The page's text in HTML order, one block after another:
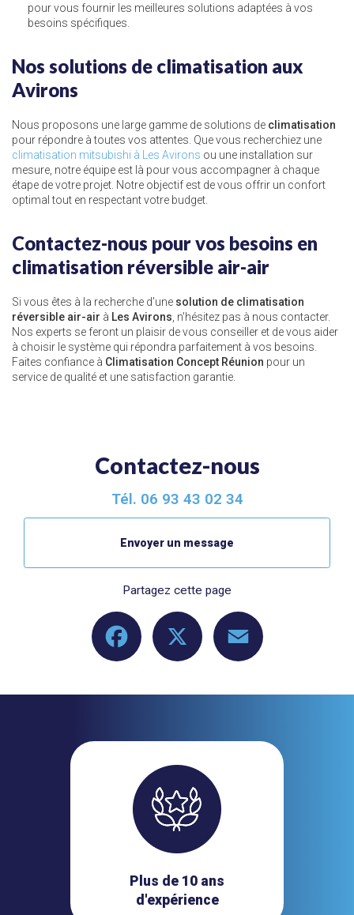
pour vous fournir les meilleures solutions adaptées à vos
besoins spécifiques.
Nos solutions de climatisation aux
Avirons
Nous proposons une large gamme de solutions de climatisation
pour répondre à toutes vos attentes. Que vous recherchiez une
climatisation mitsubishi à Les Avirons ou une installation sur
mesure, notre équipe est là pour vous accompagner à chaque
étape de votre projet. Notre objectif est de vous offrir un confort
optimal tout en respectant votre budget.
Contactez-nous pour vos besoins en
climatisation réversible air-air
Si vous êtes à la recherche d'une solution de climatisation
réversible air-air à Les Avirons , n'hésitez pas à nous contacter.
Nos experts se feront un plaisir de vous conseiller et de vous aider
à choisir le système qui répondra parfaitement à vos besoins.
Faites confiance à Climatisation Concept Réunion pour un
service de qualité et une satisfaction garantie.
Contactez-nous
Tél. 06 93 43 02 34
Envoyer un message
Partagez cette page
Facebook
Plus de 10 ans
d'expérience